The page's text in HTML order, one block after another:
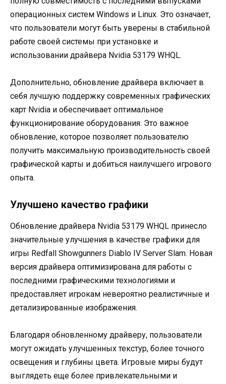
операционных систем Windows и Linux. Это означает,
что пользователи могут быть уверены в стабильной
работе своей системы при установке и
использовании драйвера Nvidia 53179 WHQL.
Дополнительно, обновление драйвера включает в
себя лучшую поддержку современных графических
карт Nvidia и обеспечивает оптимальное
функционирование оборудования. Это важное
обновление, которое позволяет пользователю
получить максимальную производительность своей
графической карты и добиться наилучшего игрового
опыта.
Улучшено качество графики
Обновление драйвера Nvidia 53179 WHQL принесло
значительные улучшения в качестве графики для
игры Redfall Showgunners Diablo IV Server Slam. Новая
версия драйвера оптимизирована для работы с
последними графическими технологиями и
предоставляет игрокам невероятно реалистичные и
детализированные изображения.
Благодаря обновленному драйверу, пользователи
могут ожидать улучшенных текстур, более точного
освещения и глубины цвета. Игровые миры будут
выглядеть еще более привлекательными и